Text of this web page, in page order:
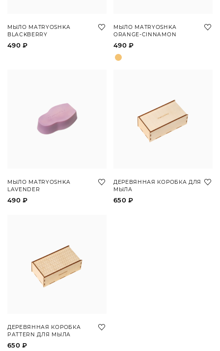
МЫЛО MATRYOSHKA
BLACKBERRY
490 ₽
МЫЛО MATRYOSHKA
ORANGE-CINNAMON
490 ₽
МЫЛО MATRYOSHKA
LAVENDER
490 ₽
ДЕРЕВЯННАЯ КОРОБКА ДЛЯ
МЫЛА
650 ₽
ДЕРЕВЯННАЯ КОРОБКА
PATTERN ДЛЯ МЫЛА
650 ₽